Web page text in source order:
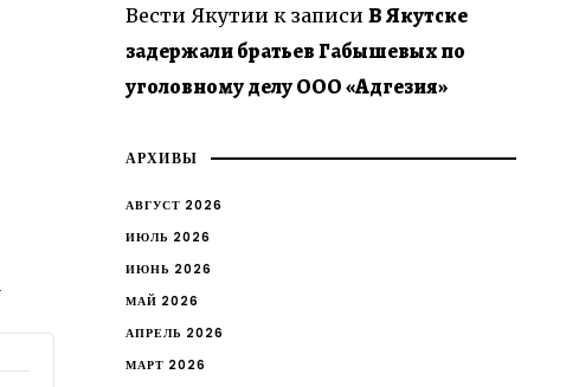
Вести Якутии к записи В Якутске
задержали братьев Габышевых по
уголовному делу ООО «Адгезия»
АРХИВЫ
АВГУСТ 2026
ИЮЛЬ 2026
ИЮНЬ 2026
МАЙ 2026
АПРЕЛЬ 2026
МАРТ 2026